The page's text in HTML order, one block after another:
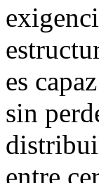
es
sin
entre